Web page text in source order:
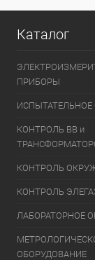
Каталог
ПРИБОРЫ
КОНТРОЛЬ ВВ и
КОНТРОЛЬ
КОНТРОЛЬ
ЛАБОРАТОРНОЕ
ОБОРУДОВАНИЕ